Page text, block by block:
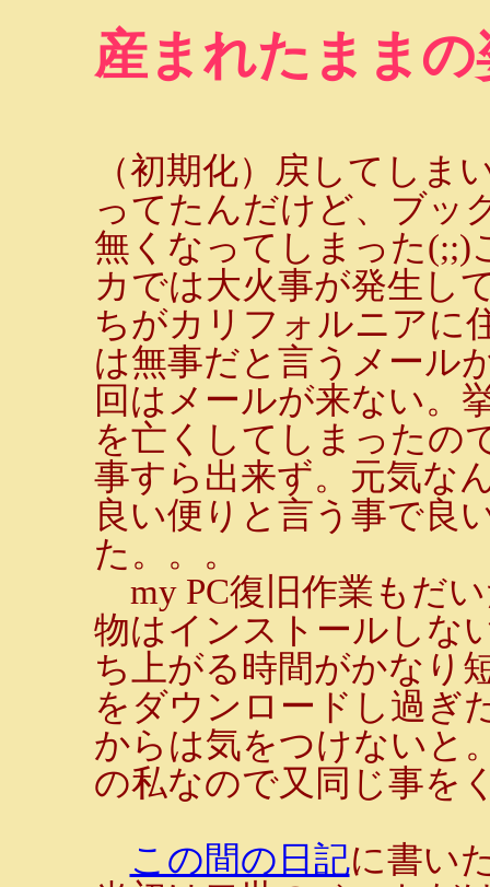
産まれたままの
（初期化）戻してしま
ってたんだけど、ブッ
無くなってしまった(;;)
カでは大火事が発生し
ちがカリフォルニアに
は無事だと言うメール
回はメールが来ない。
を亡くしてしまったの
事すら出来ず。元気な
良い便りと言う事で良
た。。。
my PC復旧作業もだ
物はインストールしな
ち上がる時間がかなり
をダウンロードし過ぎ
からは気をつけないと
の私なので又同じ事を
この間の日記に書い